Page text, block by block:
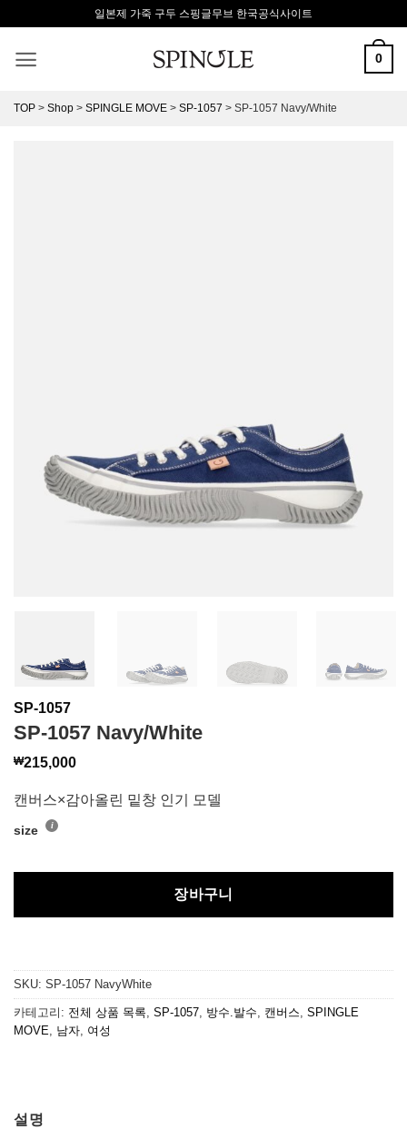
content
일본제 가죽 구두 스핑글무브 한국공식사이트
0
TOP > Shop > SPINGLE MOVE > SP-1057 > SP-1057 Navy/White
SP-1057
SP-1057 Navy/White
₩215,000
캔버스×감아올린 밑창 인기 모델
size
장바구니
SKU: SP-1057 NavyWhite
카테고리: 전체 상품 목록, SP-1057, 방수.발수, 캔버스, SPINGLE
MOVE, 남자, 여성
설명